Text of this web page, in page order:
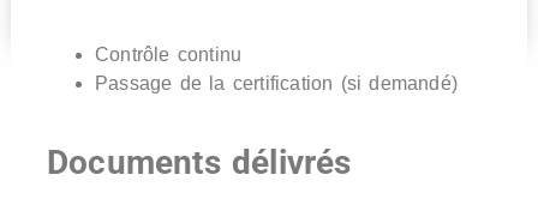
Contrôle continu
Passage de la certification (si demandé)
Documents délivrés